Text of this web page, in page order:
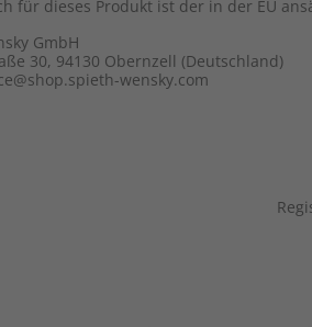
für dieses Produkt ist der in der EU
GmbH
30, 94130 Obernzell (Deutschland)
wensky.com